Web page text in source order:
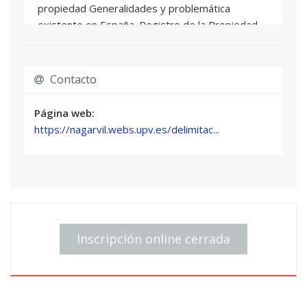
propiedad Generalidades y problemática
existente en España. Registro de la Propiedad.
El procedimiento inmatriculador La inscripción y
geoportal. Efectos jurídicos de la identificación y
descripción gráfica de las fincas registrales.
Principios del Catastro Inmobiliario español y
cartografía catastral para la delimitación de la
propiedad inmobiliaria. Precisiones y
desplazamientos. Procedimientos para modificar
Contacto
Página web:
https://nagarvil.webs.upv.es/delimitac...
Inscripción online cerrada